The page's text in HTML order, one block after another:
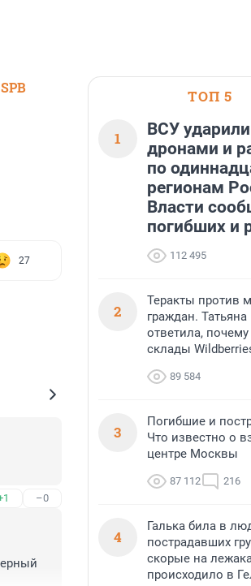
27
–0
ТОП 5
1
ВСУ ударили
дронами и
по
регионам
Власти
погибших и
112 495
2
Теракты против
граждан.
ответила,
склады
89 584
3
Погибшие и
Что известно о
центре Москвы
87 112 216
4
Галька била в
пострадавших
скорые на
происходило в